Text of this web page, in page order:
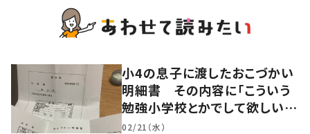
小4の息子に渡したおこづかい
明細書 その内容に「こういう
勉強小学校とかでして欲しい」
「社会勉強になりますね」の声
02/21（水）